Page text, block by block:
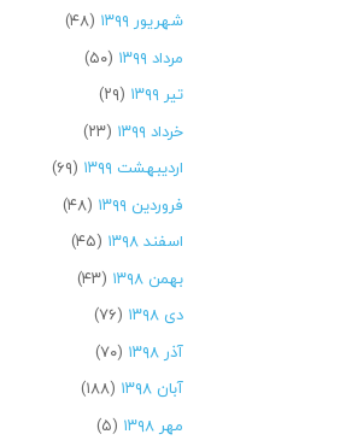
شهریور ۱۳۹۹
(۴۸)
مرداد ۱۳۹۹
(۵۰)
تیر ۱۳۹۹
(۲۹)
خرداد ۱۳۹۹
(۲۳)
اردیبهشت ۱۳۹۹
(۶۹)
فروردین ۱۳۹۹
(۴۸)
اسفند ۱۳۹۸
(۴۵)
بهمن ۱۳۹۸
(۴۳)
دی ۱۳۹۸
(۷۶)
آذر ۱۳۹۸
(۷۰)
آبان ۱۳۹۸
(۱۸۸)
مهر ۱۳۹۸
(۵)